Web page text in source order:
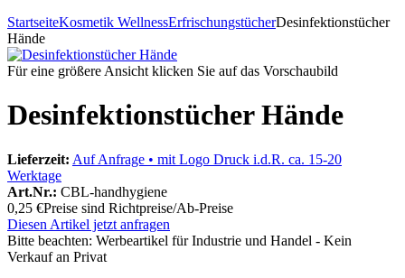
StartseiteKosmetik WellnessErfrischungstücherDesinfektionstücher
Hände
Für eine größere Ansicht klicken Sie auf das Vorschaubild
Desinfektionstücher Hände
Lieferzeit: Auf Anfrage • mit Logo Druck i.d.R. ca. 15-20
Werktage
Art.Nr.: CBL-handhygiene
0,25 €Preise sind Richtpreise/Ab-Preise
Diesen Artikel jetzt anfragen
Bitte beachten: Werbeartikel für Industrie und Handel - Kein
Verkauf an Privat